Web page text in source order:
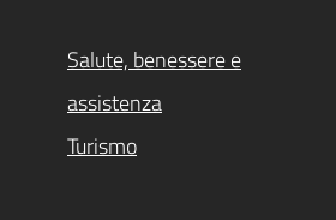
Salute, benessere e
assistenza
Turismo